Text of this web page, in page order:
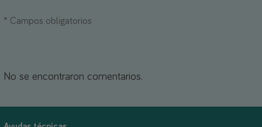
* Campos obligatorios
No se encontraron comentarios.